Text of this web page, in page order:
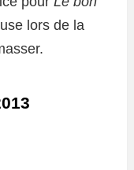
lors de la